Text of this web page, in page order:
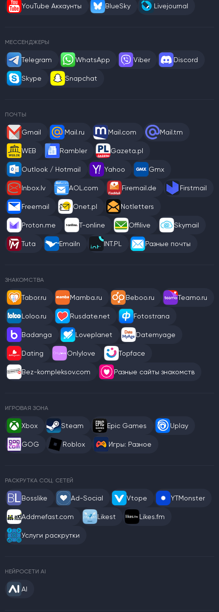
YouTube Аккаунты BlueSky Livejournal
МЕССЕНДЖЕРЫ
Telegram WhatsApp Viber Discord
Skype Snapchat
ПОЧТЫ
Gmail Mail.ru Mail.com Mail.tm
WEB Rambler Gazeta.pl
Outlook / Hotmail Yahoo Gmx
Inbox.lv AOL.com Firemail.de Firstmail
Freemail Onet.pl Notletters
Proton.me T-online Offilive Skymail
Tuta Emailn INT.PL Разные почты
ЗНАКОМСТВА
Tabor.ru Mamba.ru Beboo.ru Teamo.ru
Loloo.ru Rusdate.net Fotostrana
Badanga Loveplanet Datemyage
Dating Onlylove Topface
Bez-kompleksov.com Разные сайты знакомств
ИГРОВАЯ ЗОНА
Xbox Steam Epic Games Uplay
GOG Roblox Игры: Разное
РАСКРУТКА СОЦ. СЕТЕЙ
Bosslike Ad-Social Vtope YTMonster
Addmefast.com Likest Likes.fm
Услуги раскрутки
НЕЙРОСЕТИ AI
AI